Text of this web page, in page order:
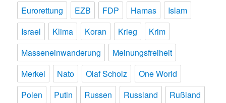
Eurorettung
EZB FDP Hamas
Islam
Israel
Klima Koran Krieg
Krim
Masseneinwanderung
Meinungsfreiheit
Merkel
Nato Olaf Scholz
One World
Polen
Putin Russen Russland
Rußland